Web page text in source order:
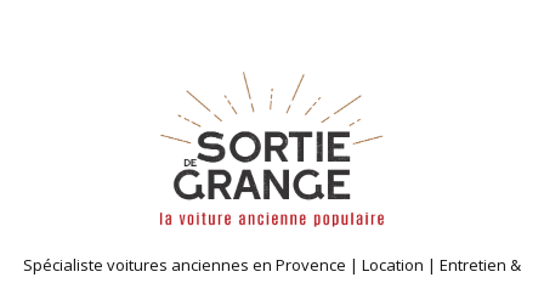
Spécialiste voitures anciennes en Provence | Location | Entretien &